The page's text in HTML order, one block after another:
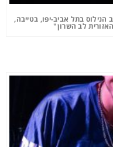
בתל אביב-יפו, בטייבה,
לב השרון"